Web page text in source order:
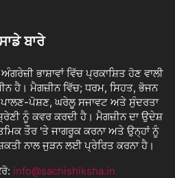
ਬਾਰੇ
ਭਾਸ਼ਾਵਾਂ ਵਿੱਚ ਪ੍ਰਕਾਸ਼ਿਤ ਹੋਣ ਵਾਲੀ
ਹੈ। ਮੈਗਜ਼ੀਨ ਵਿੱਚ; ਧਰਮ, ਸਿਹਤ, ਭੋਜਨ
ਪਾਲਣ-ਪੋਸ਼ਣ, ਘਰੇਲੂ ਸਜਾਵਟ ਅਤੇ ਸੁੰਦਰਤਾ
ਨੂੰ ਕਵਰ ਕਰਦੀ ਹੈ। ਮੈਗਜ਼ੀਨ ਦਾ ਉਦੇਸ਼
ਤੌਰ 'ਤੇ ਜਾਗਰੂਕ ਕਰਨਾ ਅਤੇ ਉਨ੍ਹਾਂ ਨੂੰ
ਨਾਲ ਜੁੜਨ ਲਈ ਪ੍ਰੇਰਿਤ ਕਰਨਾ ਹੈ।
info@sachishiksha.in